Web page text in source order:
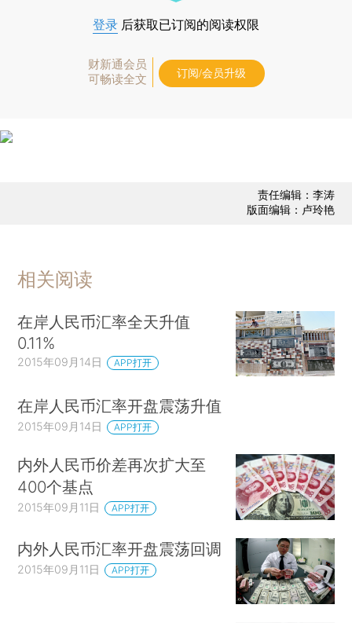
登录 后获取已订阅的阅读权限
财新通会员
可畅读全文
订阅/会员升级
责任编辑：李涛
版面编辑：卢玲艳
相关阅读
在岸人民币汇率全天升值
0.11%
2015年09月14日 APP打开
在岸人民币汇率开盘震荡升值
2015年09月14日 APP打开
内外人民币价差再次扩大至
400个基点
2015年09月11日 APP打开
内外人民币汇率开盘震荡回调
2015年09月11日 APP打开